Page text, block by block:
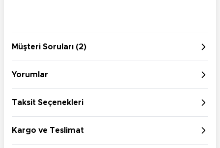
Müşteri Soruları (2)
Yorumlar
Taksit Seçenekleri
Kargo ve Teslimat